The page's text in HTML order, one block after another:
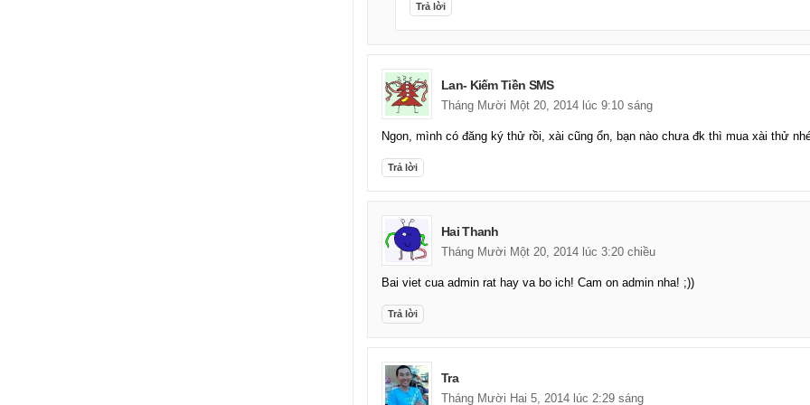
Trả lời
Lan- Kiếm Tiền SMS
Tháng Mười Một 20, 2014 lúc 9:10 sáng
Ngon, mình có đăng ký thử rồi, xài cũng ổn, bạn nào chưa đk thì mua xài thử
Trả lời
Hai Thanh
Tháng Mười Một 20, 2014 lúc 3:20 chiều
Bai viet cua admin rat hay va bo ich! Cam on admin nha! ;))
Trả lời
Tra
Tháng Mười Hai 5, 2014 lúc 2:29 sáng